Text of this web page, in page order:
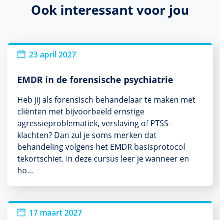
Ook interessant voor jou
23 april 2027
EMDR in de forensische psychiatrie
Heb jij als forensisch behandelaar te maken met
cliënten met bijvoorbeeld ernstige
agressieproblematiek, verslaving of PTSS-
klachten? Dan zul je soms merken dat
behandeling volgens het EMDR basisprotocol
tekortschiet. In deze cursus leer je wanneer en
ho…
17 maart 2027